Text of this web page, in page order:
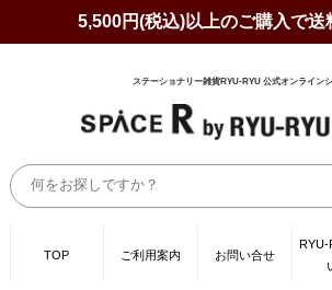
5,500円(税込)以上のご購入で送
ステーショナリー雑貨RYU-RYU 公式オンライン
TOP ご利用案内 お問い合せ
RYU-